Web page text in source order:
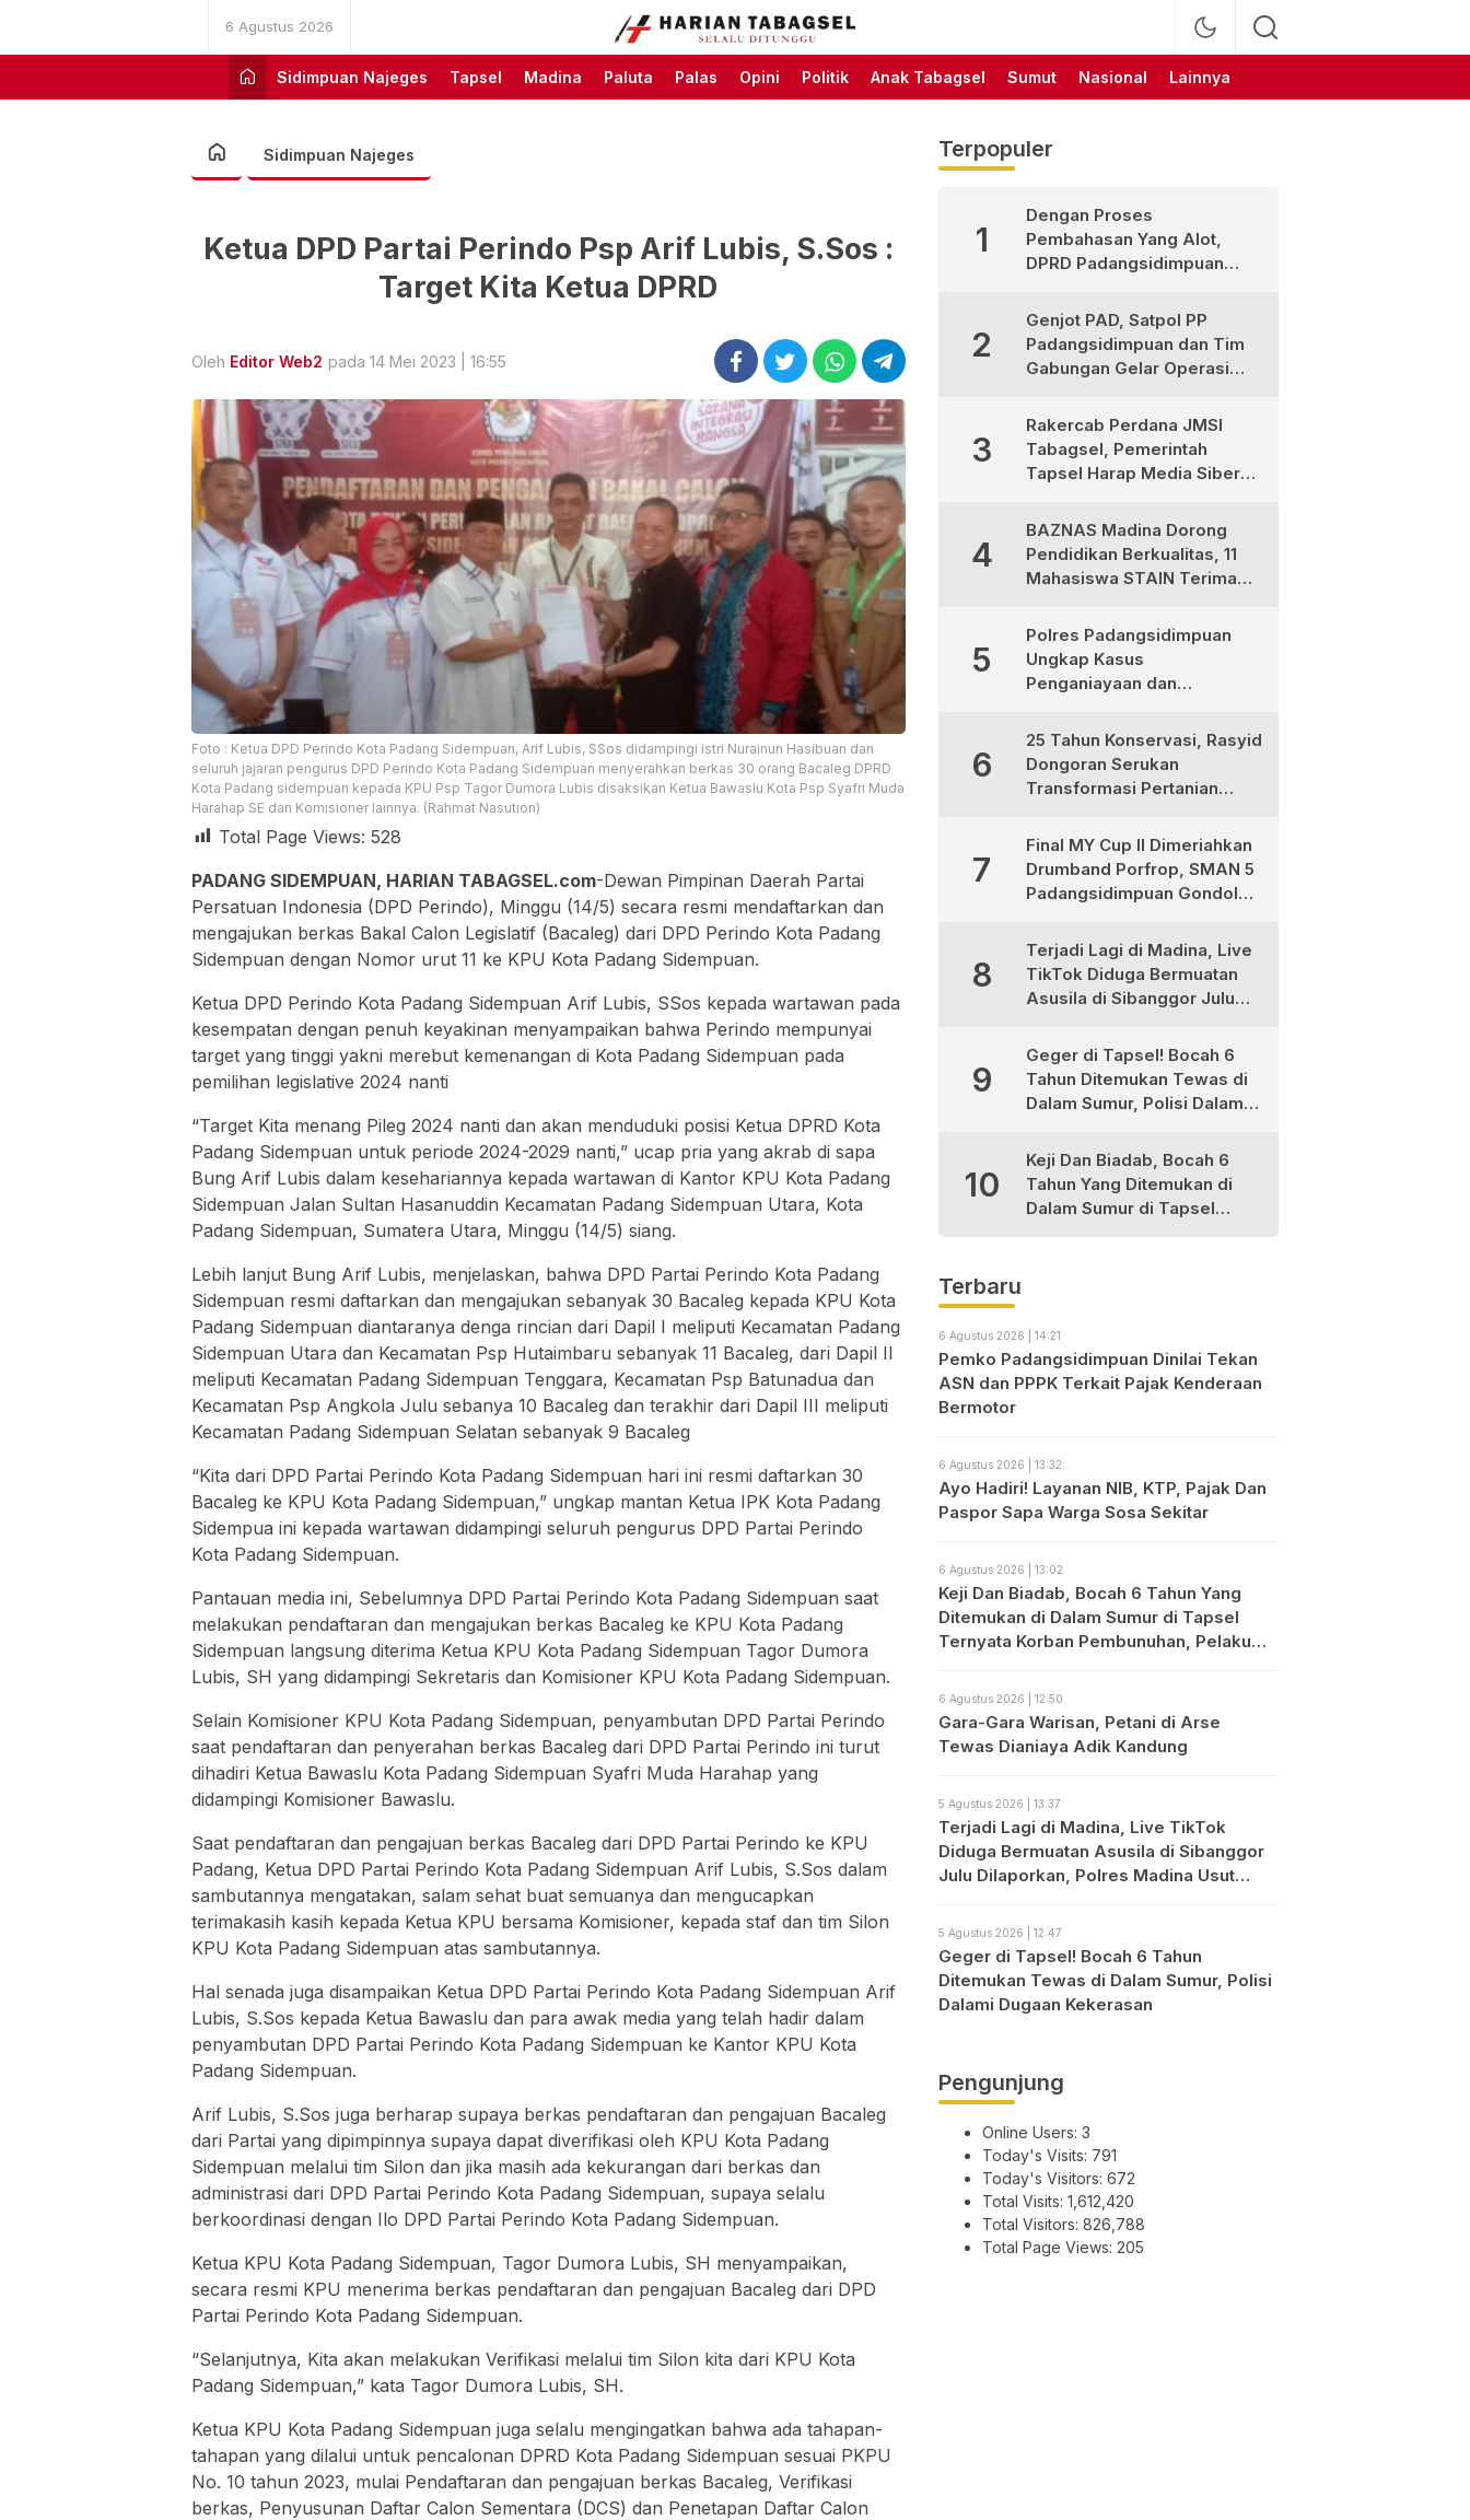
6 Agustus 2026
Harian Tabagsel
Harian Tabagsel Official
Website
Sidimpuan Najeges
Tapsel Madina Paluta Palas Opini Politik Anak Tabagsel Sumut Nasional Lainnya
Sidimpuan Najeges
Ketua DPD Partai Perindo Psp Arif Lubis, S.Sos :
Target Kita Ketua DPRD
Oleh Editor Web2 pada 14 Mei 2023 | 16:55
Foto : Ketua DPD Perindo Kota Padang Sidempuan, Arif Lubis, SSos didampingi istri Nurainun Hasibuan dan
seluruh jajaran pengurus DPD Perindo Kota Padang Sidempuan menyerahkan berkas 30 orang Bacaleg DPRD
Kota Padang sidempuan kepada KPU Psp Tagor Dumora Lubis disaksikan Ketua Bawaslu Kota Psp Syafri Muda
Harahap SE dan Komisioner lainnya. (Rahmat Nasution)
Total Page Views: 528
PADANG SIDEMPUAN, HARIAN TABAGSEL.com-Dewan Pimpinan Daerah Partai
Persatuan Indonesia (DPD Perindo), Minggu (14/5) secara resmi mendaftarkan dan
mengajukan berkas Bakal Calon Legislatif (Bacaleg) dari DPD Perindo Kota Padang
Sidempuan dengan Nomor urut 11 ke KPU Kota Padang Sidempuan.
Ketua DPD Perindo Kota Padang Sidempuan Arif Lubis, SSos kepada wartawan pada
kesempatan dengan penuh keyakinan menyampaikan bahwa Perindo mempunyai
target yang tinggi yakni merebut kemenangan di Kota Padang Sidempuan pada
pemilihan legislative 2024 nanti
“Target Kita menang Pileg 2024 nanti dan akan menduduki posisi Ketua DPRD Kota
Padang Sidempuan untuk periode 2024-2029 nanti,” ucap pria yang akrab di sapa
Bung Arif Lubis dalam kesehariannya kepada wartawan di Kantor KPU Kota Padang
Sidempuan Jalan Sultan Hasanuddin Kecamatan Padang Sidempuan Utara, Kota
Padang Sidempuan, Sumatera Utara, Minggu (14/5) siang.
Lebih lanjut Bung Arif Lubis, menjelaskan, bahwa DPD Partai Perindo Kota Padang
Sidempuan resmi daftarkan dan mengajukan sebanyak 30 Bacaleg kepada KPU Kota
Padang Sidempuan diantaranya denga rincian dari Dapil I meliputi Kecamatan Padang
Sidempuan Utara dan Kecamatan Psp Hutaimbaru sebanyak 11 Bacaleg, dari Dapil II
meliputi Kecamatan Padang Sidempuan Tenggara, Kecamatan Psp Batunadua dan
Kecamatan Psp Angkola Julu sebanya 10 Bacaleg dan terakhir dari Dapil III meliputi
Kecamatan Padang Sidempuan Selatan sebanyak 9 Bacaleg
“Kita dari DPD Partai Perindo Kota Padang Sidempuan hari ini resmi daftarkan 30
Bacaleg ke KPU Kota Padang Sidempuan,” ungkap mantan Ketua IPK Kota Padang
Sidempua ini kepada wartawan didampingi seluruh pengurus DPD Partai Perindo
Kota Padang Sidempuan.
Pantauan media ini, Sebelumnya DPD Partai Perindo Kota Padang Sidempuan saat
melakukan pendaftaran dan mengajukan berkas Bacaleg ke KPU Kota Padang
Sidempuan langsung diterima Ketua KPU Kota Padang Sidempuan Tagor Dumora
Lubis, SH yang didampingi Sekretaris dan Komisioner KPU Kota Padang Sidempuan.
Selain Komisioner KPU Kota Padang Sidempuan, penyambutan DPD Partai Perindo
saat pendaftaran dan penyerahan berkas Bacaleg dari DPD Partai Perindo ini turut
dihadiri Ketua Bawaslu Kota Padang Sidempuan Syafri Muda Harahap yang
didampingi Komisioner Bawaslu.
Saat pendaftaran dan pengajuan berkas Bacaleg dari DPD Partai Perindo ke KPU
Padang, Ketua DPD Partai Perindo Kota Padang Sidempuan Arif Lubis, S.Sos dalam
sambutannya mengatakan, salam sehat buat semuanya dan mengucapkan
terimakasih kasih kepada Ketua KPU bersama Komisioner, kepada staf dan tim Silon
KPU Kota Padang Sidempuan atas sambutannya.
Hal senada juga disampaikan Ketua DPD Partai Perindo Kota Padang Sidempuan Arif
Lubis, S.Sos kepada Ketua Bawaslu dan para awak media yang telah hadir dalam
penyambutan DPD Partai Perindo Kota Padang Sidempuan ke Kantor KPU Kota
Padang Sidempuan.
Arif Lubis, S.Sos juga berharap supaya berkas pendaftaran dan pengajuan Bacaleg
dari Partai yang dipimpinnya supaya dapat diverifikasi oleh KPU Kota Padang
Sidempuan melalui tim Silon dan jika masih ada kekurangan dari berkas dan
administrasi dari DPD Partai Perindo Kota Padang Sidempuan, supaya selalu
berkoordinasi dengan Ilo DPD Partai Perindo Kota Padang Sidempuan.
Ketua KPU Kota Padang Sidempuan, Tagor Dumora Lubis, SH menyampaikan,
secara resmi KPU menerima berkas pendaftaran dan pengajuan Bacaleg dari DPD
Partai Perindo Kota Padang Sidempuan.
“Selanjutnya, Kita akan melakukan Verifikasi melalui tim Silon kita dari KPU Kota
Padang Sidempuan,” kata Tagor Dumora Lubis, SH.
Ketua KPU Kota Padang Sidempuan juga selalu mengingatkan bahwa ada tahapan-
tahapan yang dilalui untuk pencalonan DPRD Kota Padang Sidempuan sesuai PKPU
No. 10 tahun 2023, mulai Pendaftaran dan pengajuan berkas Bacaleg, Verifikasi
berkas, Penyusunan Daftar Calon Sementara (DCS) dan Penetapan Daftar Calon
Terpopuler
1
Dengan Proses
Pembahasan Yang Alot,
DPRD Padangsidimpuan
Pertanggungjawaban APBD
2025
2
Genjot PAD, Satpol PP
Padangsidimpuan dan Tim
Gabungan Gelar Operasi
3
Rakercab Perdana JMSI
Tabagsel, Pemerintah
Tapsel Harap Media Siber
Pembangunan
4
BAZNAS Madina Dorong
Pendidikan Berkualitas, 11
Mahasiswa STAIN Terima
Cerdas
5
Polres Padangsidimpuan
Ungkap Kasus
Penganiayaan dan
Diamankan
6
25 Tahun Konservasi, Rasyid
Dongoran Serukan
Transformasi Pertanian
7
Final MY Cup II Dimeriahkan
Drumband Porfrop, SMAN 5
Padangsidimpuan Gondol
8
Terjadi Lagi di Madina, Live
TikTok Diduga Bermuatan
Asusila di Sibanggor Julu
Usut Tuntas
9
Geger di Tapsel! Bocah 6
Tahun Ditemukan Tewas di
Dalam Sumur, Polisi Dalami
10
Keji Dan Biadab, Bocah 6
Tahun Yang Ditemukan di
Dalam Sumur di Tapsel
Terbaru
6 Agustus 2026 | 14:21
Pemko Padangsidimpuan Dinilai Tekan
ASN dan PPPK Terkait Pajak Kenderaan
Bermotor
6 Agustus 2026 | 13:32
Ayo Hadiri! Layanan NIB, KTP, Pajak Dan
Paspor Sapa Warga Sosa Sekitar
6 Agustus 2026 | 13:02
Keji Dan Biadab, Bocah 6 Tahun Yang
Ditemukan di Dalam Sumur di Tapsel
Ternyata Korban Pembunuhan, Pelaku
6 Agustus 2026 | 12:50
Gara-Gara Warisan, Petani di Arse
Tewas Dianiaya Adik Kandung
5 Agustus 2026 | 13:37
Terjadi Lagi di Madina, Live TikTok
Diduga Bermuatan Asusila di Sibanggor
Julu Dilaporkan, Polres Madina Usut
5 Agustus 2026 | 12:47
Geger di Tapsel! Bocah 6 Tahun
Ditemukan Tewas di Dalam Sumur, Polisi
Dalami Dugaan Kekerasan
Pengunjung
Online Users: 3
Today's Visits: 791
Today's Visitors: 672
Total Visits: 1,612,420
Total Visitors: 826,788
Total Page Views: 205